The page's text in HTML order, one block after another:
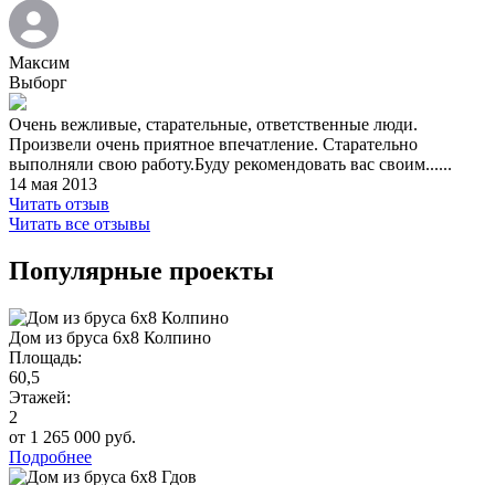
Максим
Выборг
Очень вежливые, старательные, ответственные люди.
Произвели очень приятное впечатление. Старательно
выполняли свою работу.Буду рекомендовать вас своим......
14 мая 2013
Читать отзыв
Читать все отзывы
Популярные проекты
Дом из бруса 6х8 Колпино
Площадь:
60,5
Этажей:
2
от 1 265 000 руб.
Подробнее